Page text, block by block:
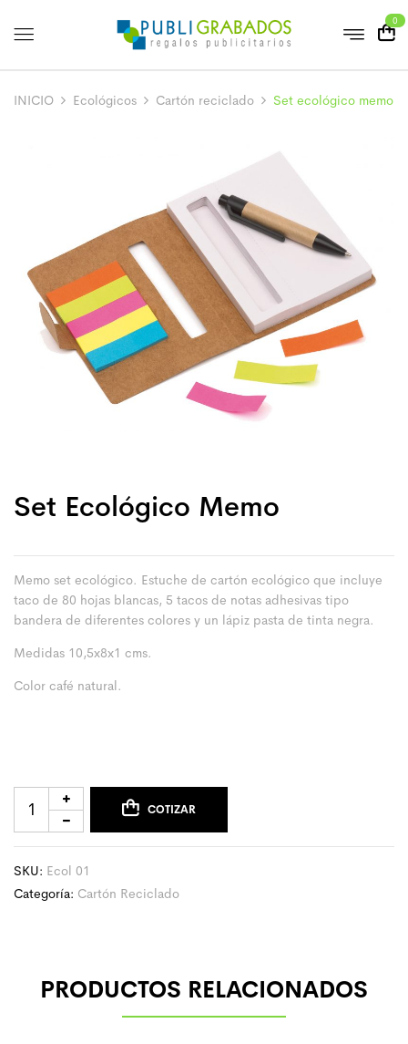
0
INICIO Ecológicos Cartón reciclado Set ecológico memo
Set Ecológico Memo
Memo set ecológico. Estuche de cartón ecológico que incluye
taco de 80 hojas blancas, 5 tacos de notas adhesivas tipo
bandera de diferentes colores y un lápiz pasta de tinta negra.
Medidas 10,5x8x1 cms.
Color café natural.
COTIZAR
SKU: Ecol 01
Categoría: Cartón Reciclado
PRODUCTOS RELACIONADOS